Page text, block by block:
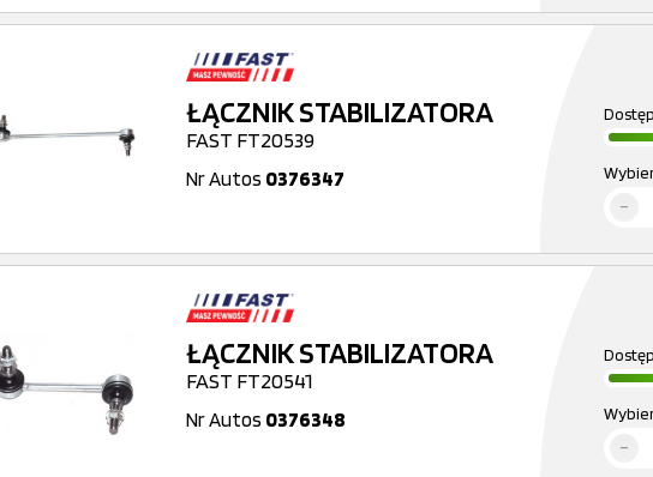
ŁĄCZNIK STABILIZATORA
FAST FT20539
Nr Autos 0376347
ŁĄCZNIK STABILIZATORA
FAST FT20541
Nr Autos 0376348